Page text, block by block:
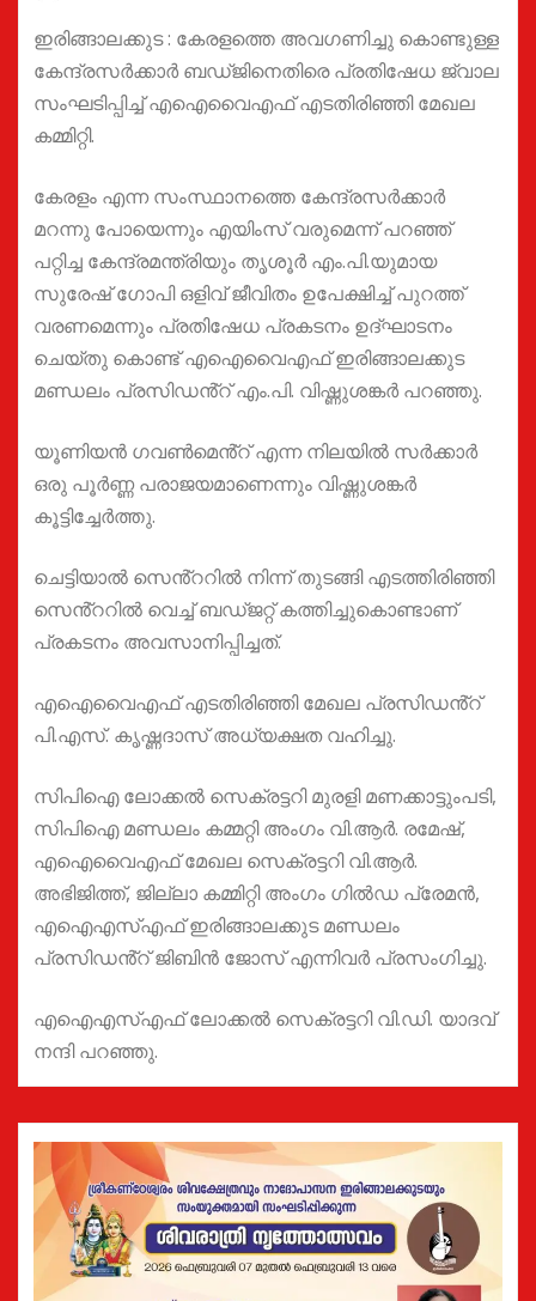
ഇരിങ്ങാലക്കുട : കേരളത്തെ അവഗണിച്ചു കൊണ്ടുള്ള
കേന്ദ്രസർക്കാർ ബഡ്ജിനെതിരെ പ്രതിഷേധ ജ്വാല
സംഘടിപ്പിച്ച് എഐവൈഎഫ് എടതിരിഞ്ഞി മേഖല
കമ്മിറ്റി.
കേരളം എന്ന സംസ്ഥാനത്തെ കേന്ദ്രസർക്കാർ
മറന്നു പോയെന്നും എയിംസ് വരുമെന്ന് പറഞ്ഞ്
പറ്റിച്ച കേന്ദ്രമന്ത്രിയും തൃശൂർ എം.പി.യുമായ
സുരേഷ് ഗോപി ഒളിവ് ജീവിതം ഉപേക്ഷിച്ച് പുറത്ത്
വരണമെന്നും പ്രതിഷേധ പ്രകടനം ഉദ്ഘാടനം
ചെയ്തു കൊണ്ട് എഐവൈഎഫ് ഇരിങ്ങാലക്കുട
മണ്ഡലം പ്രസിഡൻ്റ് എം.പി. വിഷ്ണുശങ്കർ പറഞ്ഞു.
യൂണിയൻ ഗവൺമെൻ്റ് എന്ന നിലയിൽ സർക്കാർ
ഒരു പൂർണ്ണ പരാജയമാണെന്നും വിഷ്ണുശങ്കർ
കൂട്ടിച്ചേർത്തു.
ചെട്ടിയാൽ സെൻ്ററിൽ നിന്ന് തുടങ്ങി എടത്തിരിഞ്ഞി
സെൻ്ററിൽ വെച്ച് ബഡ്ജറ്റ് കത്തിച്ചുകൊണ്ടാണ്
പ്രകടനം അവസാനിപ്പിച്ചത്.
എഐവൈഎഫ് എടതിരിഞ്ഞി മേഖല പ്രസിഡൻ്റ്
പി.എസ്. കൃഷ്ണദാസ് അധ്യക്ഷത വഹിച്ചു.
സിപിഐ ലോക്കൽ സെക്രട്ടറി മുരളി മണക്കാട്ടുംപടി,
സിപിഐ മണ്ഡലം കമ്മറ്റി അംഗം വി.ആർ. രമേഷ്,
എഐവൈഎഫ് മേഖല സെക്രട്ടറി വി.ആർ.
അഭിജിത്ത്, ജില്ലാ കമ്മിറ്റി അംഗം ഗിൽഡ പ്രേമൻ,
എഐഎസ്എഫ് ഇരിങ്ങാലക്കുട മണ്ഡലം
പ്രസിഡൻ്റ് ജിബിൻ ജോസ് എന്നിവർ പ്രസംഗിച്ചു.
എഐഎസ്എഫ് ലോക്കൽ സെക്രട്ടറി വി.ഡി. യാദവ്
നന്ദി പറഞ്ഞു.